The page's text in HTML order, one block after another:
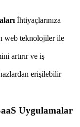
İhtiyaçlarınıza
web teknolojiler ile
artırır ve iş
erişilebilir
Uygulamalar